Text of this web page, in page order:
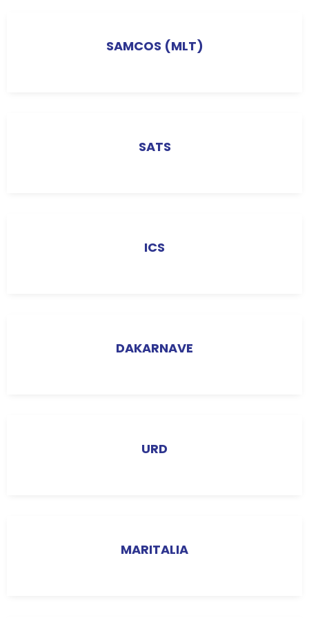
SAMCOS (MLT)
SATS
ICS
DAKARNAVE
URD
MARITALIA